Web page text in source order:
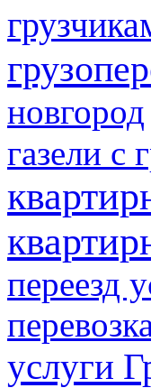
новгород
газели с
переезд
услуги